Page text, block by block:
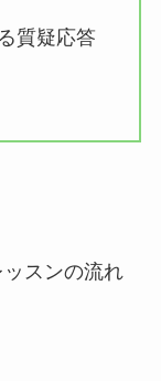
質疑応答
ッスンの流れ